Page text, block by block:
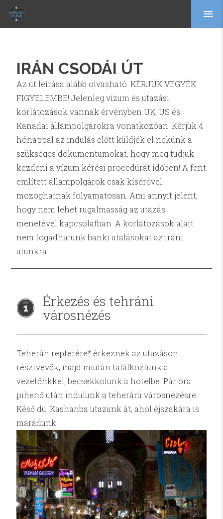
menu
IRÁN CSODÁI ÚT
Az út leírása alább olvasható. KÉRJÜK VEGYÉK
FIGYELEMBE! Jelenleg vízum és utazási
korlátozások vannak érvényben UK, US és
Kanadai állampolgárokra vonatkozóan. Kérjük 4
hónappal az indulás előtt küldjék el nekünk a
szükséges dokumentumokat, hogy meg tudjuk
kezdeni a vízum kérési procedúrát időben! A fent
említett állampolgárok csak kísérővel
mozoghatnak folyamatosan. Ami annyit jelent,
hogy nem lehet rugalmasság az utazás
menetével kapcsolatban. A korlátozások alatt
nem fogadhatunk banki utalásokat az iráni
utunkra.
1
Érkezés és tehráni
városnézés
Teherán repterére* érkeznek az utazáson
résztvevők, majd miután találkoztunk a
vezetőnkkel, becsekkolunk a hotelbe. Pár óra
pihenő után indulunk a teheráni városnézésre.
Késő du. Kashanba utazunk át, ahol éjszakára is
maradunk.